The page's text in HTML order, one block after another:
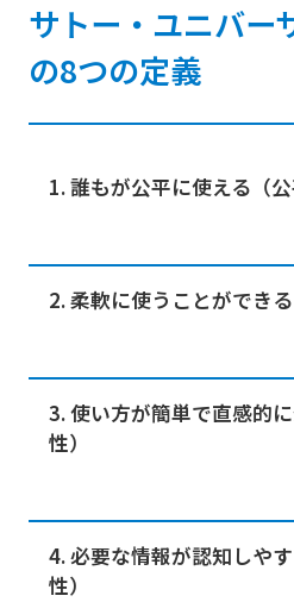
サトー・ユニバー
の8つの定義
1. 誰もが公平に使える（公
2. 柔軟に使うことができる
3. 使い方が簡単で直感的
性）
4. 必要な情報が認知しや
性）